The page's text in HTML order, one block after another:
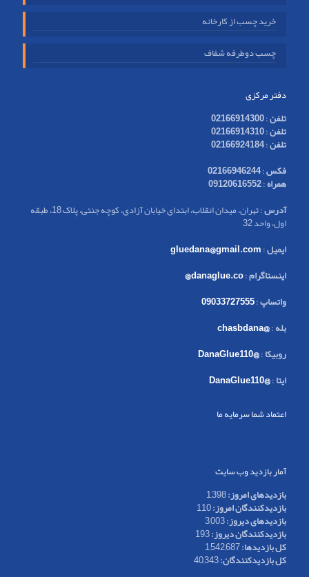
خرید چسب از کارخانه
چسب دوطرفه شفاف
دفتر مرکزی
تلفن:
02166914300
تلفن:
02166914310
تلفن:
02166924184
فکس:
02166946244
همراه:
09120616552
آدرس
: تهران، میدان انقلاب، ابتدای خیابان آزادی، کوچه جنتی، پلاک 18، طبقه
اول، واحد 32
ایمیل:
gluedana@gmail.com
اینستاگرام:
danaglue.co@
واتساپ:
09033727555
بله:
@chasbdana
روبیکا:
@DanaGlue110
ایتا:
@DanaGlue110
اعتماد شما سرمایه ما
آمار بازدید وب سایت
بازدیدهای امروز:1,398
بازدیدکنندگان امروز:110
بازدیدهای دیروز:3,003
بازدیدکنندگان دیروز:193
کل بازدیدها:1,542,687
کل بازدیدکنند‌گان:40,343